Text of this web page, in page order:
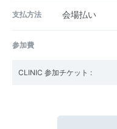
支払方法 会場払い
参加費
CLINIC 参加チケット :